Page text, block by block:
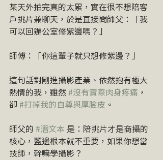
某天外拍完真的太累，實在很不想陪客
戶挑片兼聊天，於是直接問師父：「我
可以回辦公室修紫邊嗎？」
師傅：「你這輩子就只想修紫邊？」
這句話對剛進攝影產業、依然抱有極大
熱情的我，雖然 #沒有實際肉身疼痛 ，
卻 #打掉我的自尊與厚臉皮 。
師父的 #潛文本 是：陪挑片才是商攝的
核心，藍邊根本就不重要，如果你想當
技師，幹嘛學攝影？